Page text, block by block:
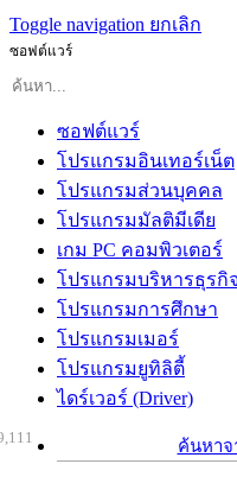
Toggle navigation ยกเลิก
ซอฟต์แวร์
ซอฟต์แวร์
โปรแกรมอินเทอร์เน็ต
โปรแกรมส่วนบุคคล
โปรแกรมมัลติมีเดีย
เกม PC คอมพิวเตอร์
โปรแกรมบริหารธุรกิจ
โปรแกรมการศึกษา
โปรแกรมเมอร์
โปรแกรมยูทิลิตี้
ไดร์เวอร์ (Driver)
ค้นหาจ